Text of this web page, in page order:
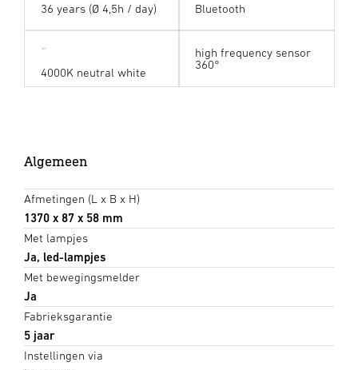
36 years (Ø 4,5h / day) Bluetooth
4000K neutral white
high frequency sensor
360°
Algemeen
Afmetingen (L x B x H)
1370 x 87 x 58 mm
Met lampjes
Ja, led-lampjes
Met bewegingsmelder
Ja
Fabrieksgarantie
5 jaar
Instellingen via